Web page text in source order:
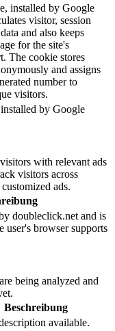
installed by Google
visitor, session
and also keeps
for the site's
The cookie stores
and assigns
number to
visitors.
by Google
with relevant ads
visitors across
ads.
doubleclick.net and is
user's browser supports
being analyzed and
Beschreibung
available.